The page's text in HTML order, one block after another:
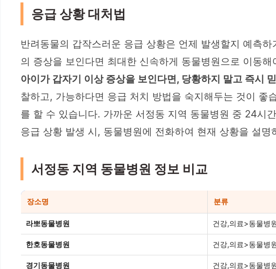
응급 상황 대처법
반려동물의 갑작스러운 응급 상황은 언제 발생할지 예측
의 증상을 보인다면 최대한 신속하게 동물병원으로 이동
아이가 갑자기 이상 증상을 보인다면, 당황하지 말고 즉시
찰하고, 가능하다면 응급 처치 방법을 숙지해두는 것이
를 할 수 있습니다. 가까운 서정동 지역 동물병원 중 24시
응급 상황 발생 시, 동물병원에 전화하여 현재 상황을 설
서정동 지역 동물병원 정보 비교
장소명 분류
라뽀동물병원 건강,의료>동물병
한호동물병원 건강,의료>동물병
경기동물병원 건강,의료>동물병